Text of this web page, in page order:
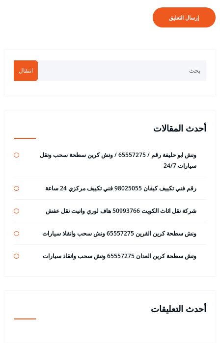
انتقال
أحدث المقالات
ونش ابو حليفة رقم / 65557275 / ونش كرين سطحة سحب ونقل
سيارات 24/7
رقم فني تكييف كيفان 98025055 فني تكييف مركزي 24 ساعة
شركة نقل اثاث الكويت 50993766 هاف لوري وانيت نقل عفش
ونش سطحة كرين القرين 65557275 ونش سحب وانقاذ سيارات
ونش سطحة كرين العدان 65557275 ونش سحب وانقاذ سيارات
أحدث التعليقات